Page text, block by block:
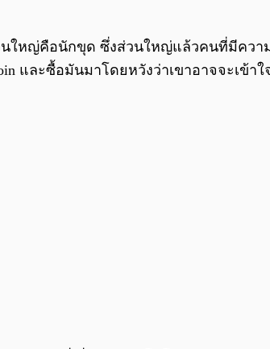
ใหญ่คือนักขุด ซึ่งส่วนใหญ่แล้วคนที่มีควา
และซื้อมันมาโดยหวังว่าเขาอาจจะเข้า